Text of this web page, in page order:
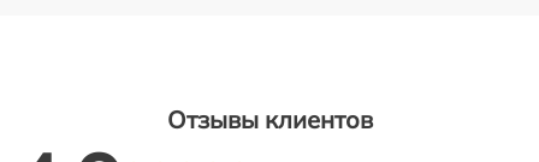
Отзывы клиентов